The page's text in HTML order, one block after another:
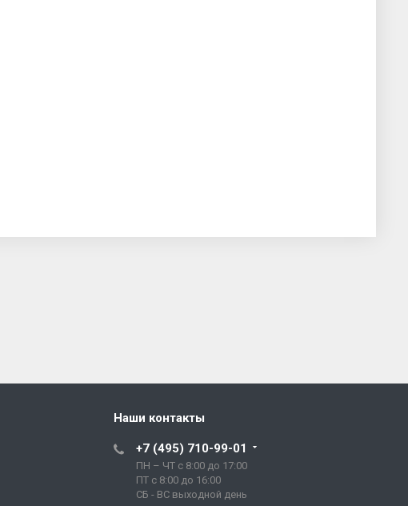
Наши контакты
+7 (495) 710-99-01
ПН – ЧТ с 8:00 до 17:00
ПТ с 8:00 до 16:00
СБ - ВС выходной день